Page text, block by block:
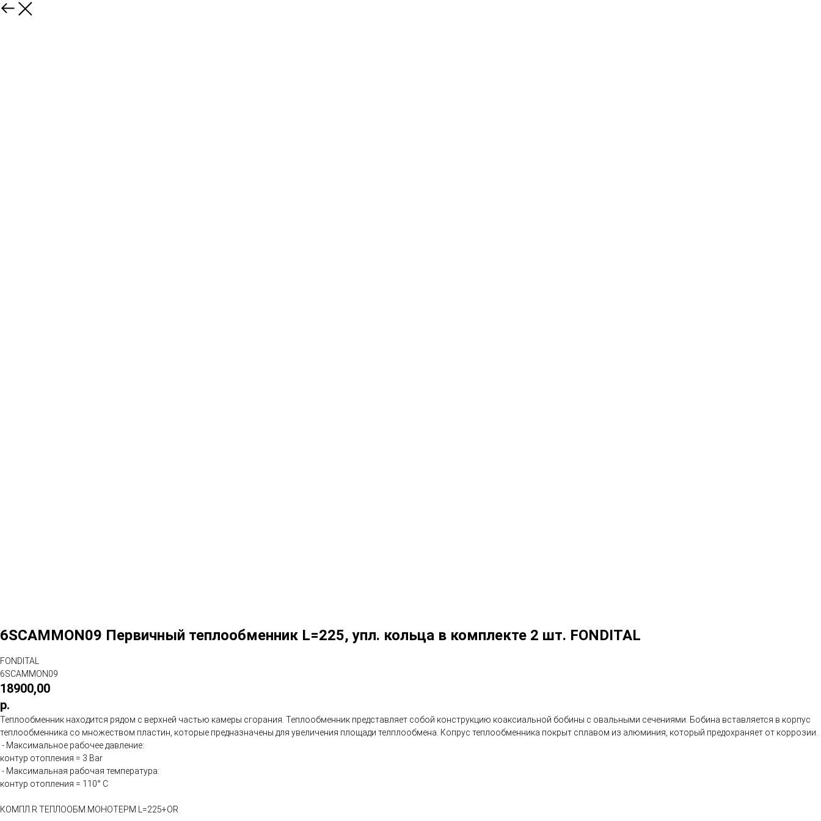
6SCAMMON09 Первичный теплообменник L=225, упл. кольца в комплекте 2 шт. FONDITAL
FONDITAL
6SCAMMON09
18900,00
р.
Теплообменник находится рядом с верхней частью камеры сгорания. Теплообменник представляет собой конструкцию коаксиальной бобины с овальными сечениями. Бобина вставляется в корпус
теплообменника со множеством пластин, которые предназначены для увеличения площади телплообмена. Копрус теплообменника покрыт сплавом из алюминия, который предохраняет от коррозии.
- Максимальное рабочее давление:
контур отопления = 3 Bar
- Максимальная рабочая температура:
контур отопления = 110° C
КОМПЛ.R ТЕПЛООБМ.МОНОТЕРМ.L=225+OR